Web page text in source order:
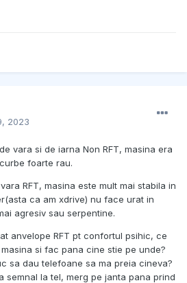
2023
vara si de iarna Non RFT, masina era
foarte rau.
RFT, masina este mult mai stabila in
ca am xdrive) nu face urat in
agresiv sau serpentine.
anvelope RFT pt confortul psihic, ce
si fac pana cine stie pe unde?
sa dau telefoane sa ma preia cineva?
semnal la tel, merg pe janta pana prind